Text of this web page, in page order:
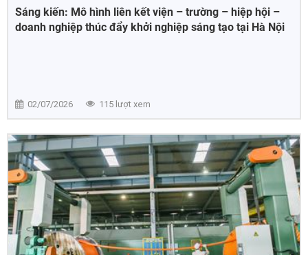
Sáng kiến: Mô hình liên kết viện – trường – hiệp hội –
doanh nghiệp thúc đẩy khởi nghiệp sáng tạo tại Hà Nội
02/07/2026 115 lượt xem